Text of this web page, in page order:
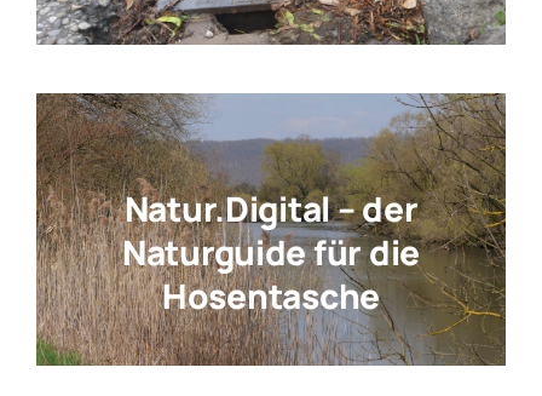
Natur.Digital – der
Naturguide für die
Hosentasche